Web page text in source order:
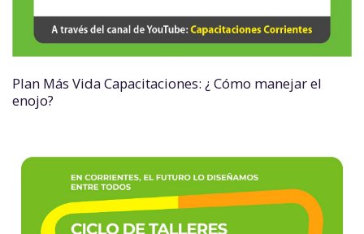
Plan Más Vida Capacitaciones: ¿ Cómo manejar el
enojo?